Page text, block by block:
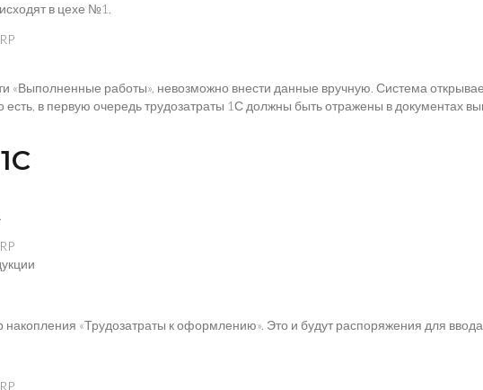
в цехе №1.
«Выполненные работы», невозможно внести данные вручную. Система
в первую очередь трудозатраты 1С должны быть отражены в документах
«Трудозатраты к оформлению». Это и будут распоряжения для